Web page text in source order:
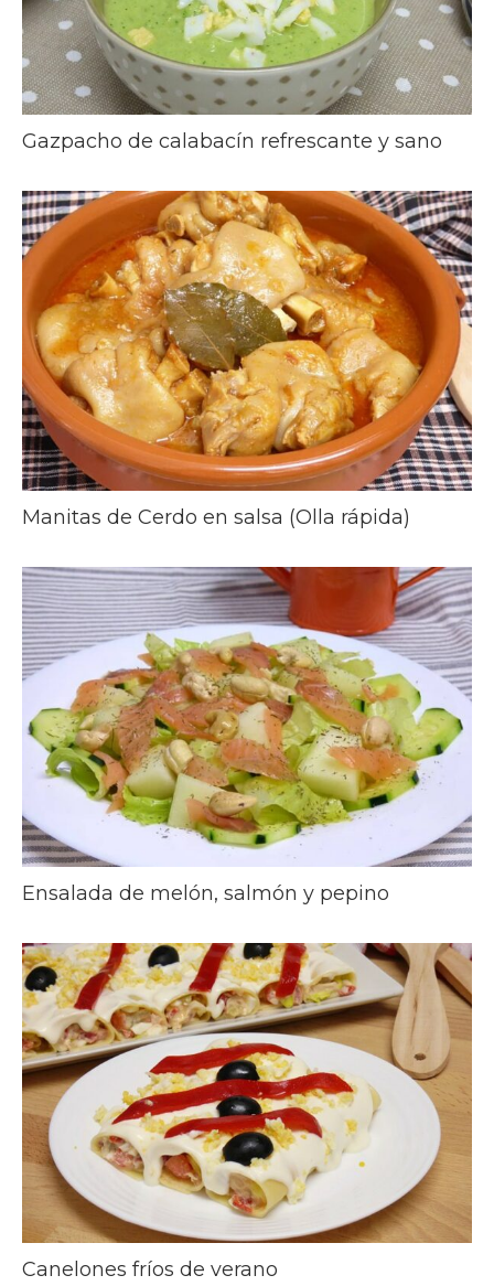
Gazpacho de calabacín refrescante y sano
Manitas de Cerdo en salsa (Olla rápida)
Ensalada de melón, salmón y pepino
Canelones fríos de verano